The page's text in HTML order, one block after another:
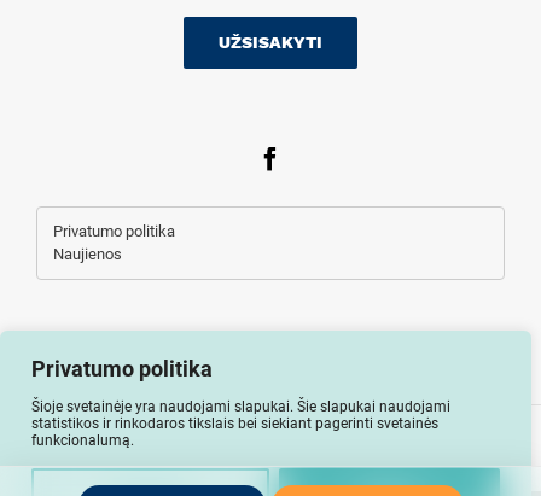
Privatumo politika
Šioje svetainėje yra naudojami slapukai. Šie slapukai naudojami
statistikos ir rinkodaros tikslais bei siekiant pagerinti svetainės
funkcionalumą.
Privatumo politika
Naujienos
Visos teisės saugomos © Auto-lizingu.lt 2026